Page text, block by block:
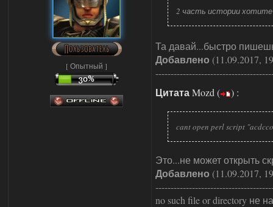
[ Опытный ]
2 часть истории
Та давай...быстро
Добавлено (11.09.2017,
ЦитатаMozd ( ) :
cant open perl script
Это...не может открыть
Добавлено (11.09.2017,
no such file or directory не